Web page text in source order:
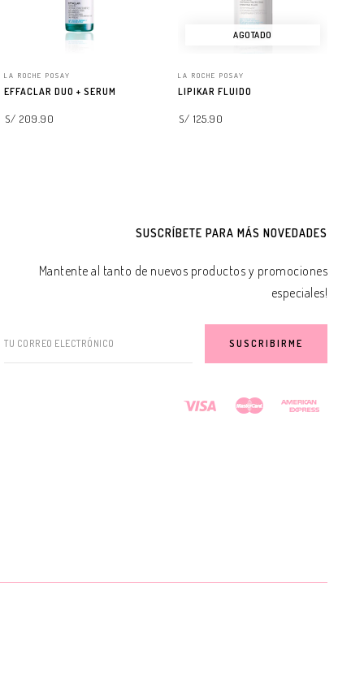
LA ROCHE POSAY
EFFACLAR DUO + SERUM
S/ 209.90
AGOTADO
LA ROCHE POSAY
LIPIKAR FLUIDO
S/ 125.90
SUSCRÍBETE PARA MÁS NOVEDADES
Mantente al tanto de nuevos productos y promociones
especiales!
TU CORREO ELECTRÓNICO